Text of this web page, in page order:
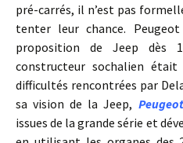
pré-carrés, il n’est pas
tenter leur chance.
proposition de Jeep
constructeur sochalien
difficultés rencontrées par
sa vision de la Jeep, Peugeot
issues de la grande série et